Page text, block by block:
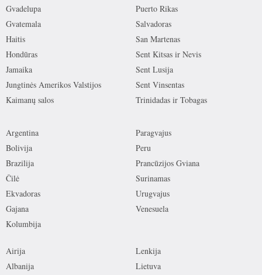
Gvadelupa
Gvatemala
Haitis
Hondūras
Jamaika
Jungtinės Amerikos Valstijos
Kaimanų salos
Puerto Rikas
Salvadoras
San Martenas
Sent Kitsas ir Nevis
Sent Lusija
Sent Vinsentas
Trinidadas ir Tobagas
Argentina
Bolivija
Brazilija
Čilė
Ekvadoras
Gajana
Kolumbija
Paragvajus
Peru
Prancūzijos Gviana
Surinamas
Urugvajus
Venesuela
Airija
Albanija
Lenkija
Lietuva